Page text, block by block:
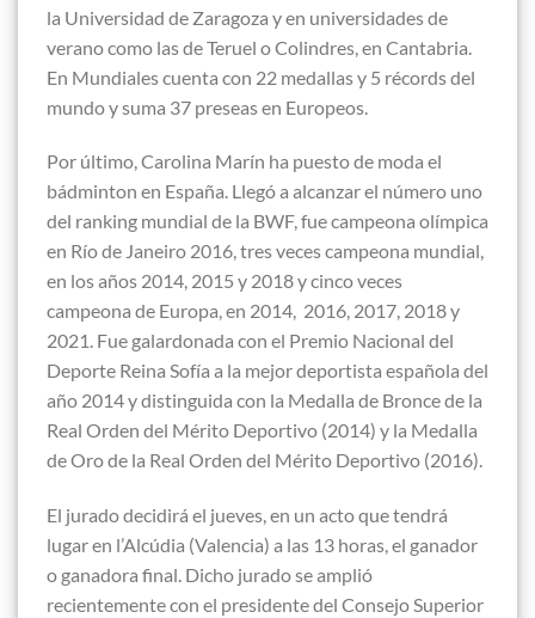
la Universidad de Zaragoza y en universidades de
verano como las de Teruel o Colindres, en Cantabria.
En Mundiales cuenta con 22 medallas y 5 récords del
mundo y suma 37 preseas en Europeos.
Por último, Carolina Marín ha puesto de moda el
bádminton en España. Llegó a alcanzar el número uno
del ranking mundial de la BWF, fue campeona olímpica
en Río de Janeiro 2016,​ tres veces campeona mundial,
en los años 2014,​ 2015 y 2018​ y cinco veces
campeona de Europa, en 2014, 2016,​ 2017, 2018 y
2021. Fue galardonada con el Premio Nacional del
Deporte Reina Sofía a la mejor deportista española del
año 2014​ y distinguida con la Medalla de Bronce de la
Real Orden del Mérito Deportivo (2014) y la Medalla
de Oro de la Real Orden del Mérito Deportivo (2016).
El jurado decidirá el jueves, en un acto que tendrá
lugar en l’Alcúdia (Valencia) a las 13 horas, el ganador
o ganadora final. Dicho jurado se amplió
recientemente con el presidente del Consejo Superior